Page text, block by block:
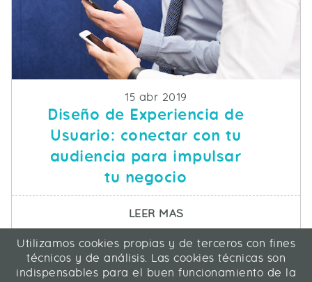
Fecha de publicacion
15 abr 2019
Diseño de Experiencia de
Usuario: conectar con tu
audiencia para impulsar
tu negocio
LEER MASSOBRE DISEÑO DE
ICA Informática y Comunicaciones Avanzadas SL
C/ La Rábida 27, 28039 Madrid
Utilizamos cookies propias y de terceros con fines
técnicos y de análisis. Las cookies técnicas son
indispensables para el buen funcionamiento de la